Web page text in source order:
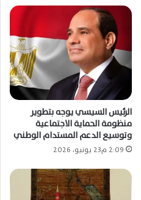
الرئيس السيسي يوجه بتطوير
منظومة الحماية الاجتماعية
وتوسيع الدعم المستدام الوطني
2:09 م23 يونيو، 2026